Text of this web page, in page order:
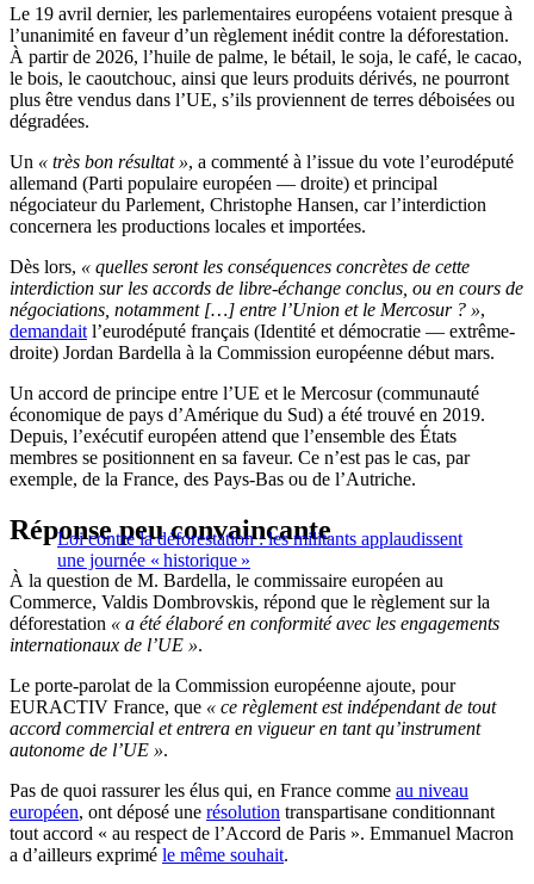
Le 19 avril dernier, les parlementaires européens votaient presque à
l’unanimité en faveur d’un règlement inédit contre la déforestation.
À partir de 2026, l’huile de palme, le bétail, le soja, le café, le cacao,
le bois, le caoutchouc, ainsi que leurs produits dérivés, ne pourront
plus être vendus dans l’UE, s’ils proviennent de terres déboisées ou
dégradées.
Un « très bon résultat », a commenté à l’issue du vote l’eurodéputé
allemand (Parti populaire européen — droite) et principal
négociateur du Parlement, Christophe Hansen, car l’interdiction
concernera les productions locales et importées.
Dès lors, « quelles seront les conséquences concrètes de cette
interdiction sur les accords de libre-échange conclus, ou en cours de
négociations, notamment […] entre l’Union et le Mercosur ? »,
demandait l’eurodéputé français (Identité et démocratie — extrême-
droite) Jordan Bardella à la Commission européenne début mars.
Un accord de principe entre l’UE et le Mercosur (communauté
économique de pays d’Amérique du Sud) a été trouvé en 2019.
Depuis, l’exécutif européen attend que l’ensemble des États
membres se positionnent en sa faveur. Ce n’est pas le cas, par
exemple, de la France, des Pays-Bas ou de l’Autriche.
Loi contre la déforestation : les militants applaudissent
une journée « historique »
Réponse peu convaincante
À la question de M. Bardella, le commissaire européen au
Commerce, Valdis Dombrovskis, répond que le règlement sur la
déforestation « a été élaboré en conformité avec les engagements
internationaux de l’UE ».
Le porte-parolat de la Commission européenne ajoute, pour
EURACTIV France, que « ce règlement est indépendant de tout
accord commercial et entrera en vigueur en tant qu’instrument
autonome de l’UE ».
Pas de quoi rassurer les élus qui, en France comme au niveau
européen, ont déposé une résolution transpartisane conditionnant
tout accord « au respect de l’Accord de Paris ». Emmanuel Macron
a d’ailleurs exprimé le même souhait.